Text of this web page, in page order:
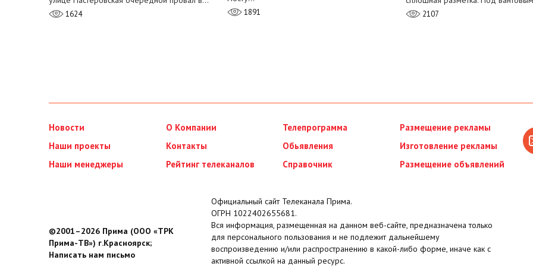
1624 1891 2107
Новости
Наши проекты
Наши менеджеры
О Компании
Контакты
Рейтинг телеканалов
Телепрограмма
Обьявления
Справочник
Размещение рекламы
Изготовление рекламы
Размещение объявлений
©2001–2026 Прима (ООО «ТРК
Прима-ТВ») г.Красноярск;
Написать нам письмо
Официальный сайт Телеканала Прима.
ОГРН 1022402655681.
Вся информация, размещенная на данном веб-сайте, предназначена только
для персонального пользования и не подлежит дальнейшему
воспроизведению и/или распространению в какой-либо форме, иначе как с
активной ссылкой на данный ресурс.